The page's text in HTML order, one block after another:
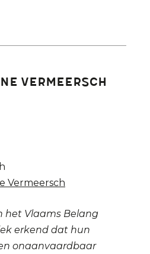
Vermeersch
Vermeersch
het Vlaams Belang
erkend dat hun
onaanvaardbaar